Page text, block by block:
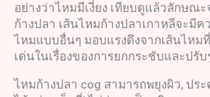
อย่างว่าไหมมีเงี่ยง เทียบดูแล้วลักษณ
ก้างปลา เส้นไหมก้างปลาเกาหลีจะมี
ไหมแบบอื่นๆ มอบแรงดึงจากเส้นไหม
เด่นในเรื่องของการยกกระชับและปรั
ไหมก้างปลา cog สามารถพยุงผิว, ประ